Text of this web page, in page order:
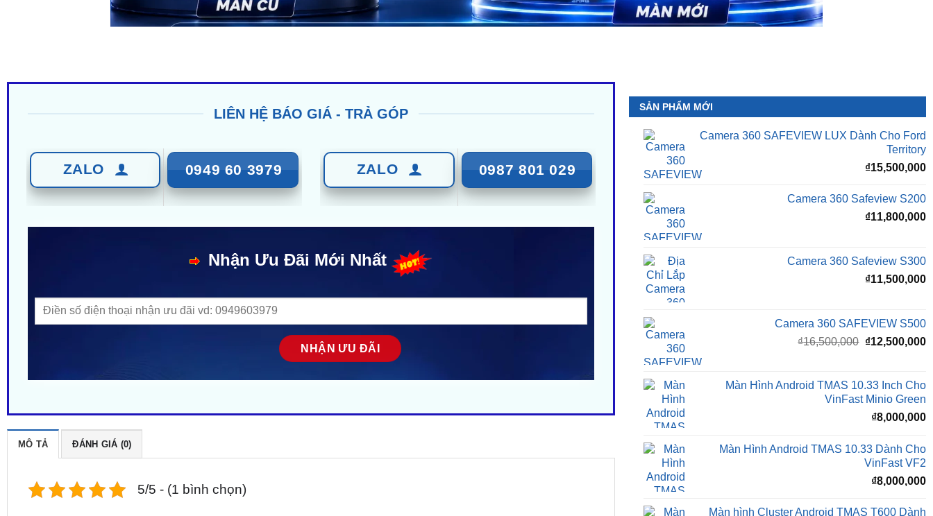
LIÊN HỆ BÁO GIÁ - TRẢ GÓP
ZALO 0949 60 3979 ZALO 0987 801 029
Nhận Ưu Đãi Mới Nhất
MÔ TẢ ĐÁNH GIÁ (0)
5/5 - (1 bình chọn)
SẢN PHẨM MỚI
Camera 360 SAFEVIEW LUX Dành Cho Ford
Territory
₫15,500,000
Camera 360 Safeview S200
₫11,800,000
Camera 360 Safeview S300
₫11,500,000
Camera 360 SAFEVIEW S500
₫16,500,000 Giá
₫16,500,000.
₫12,500,000
Màn Hình Android TMAS 10.33 Inch Cho
VinFast Minio Green
₫8,000,000
Màn Hình Android TMAS 10.33 Dành Cho
VinFast VF2
₫8,000,000
Màn hình Cluster Android TMAS T600 Dành